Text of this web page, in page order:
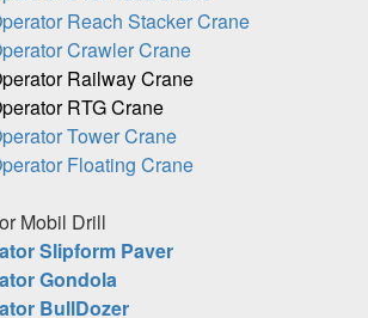
Reach Stacker Crane
Crawler Crane
Railway Crane
RTG Crane
Tower Crane
Floating Crane
Mobil Drill
Slipform Paver
Gondola
BullDozer